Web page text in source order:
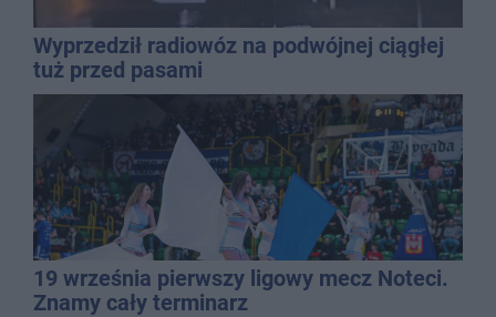
Wyprzedził radiowóz na podwójnej ciągłej
tuż przed pasami
19 września pierwszy ligowy mecz Noteci.
Znamy cały terminarz